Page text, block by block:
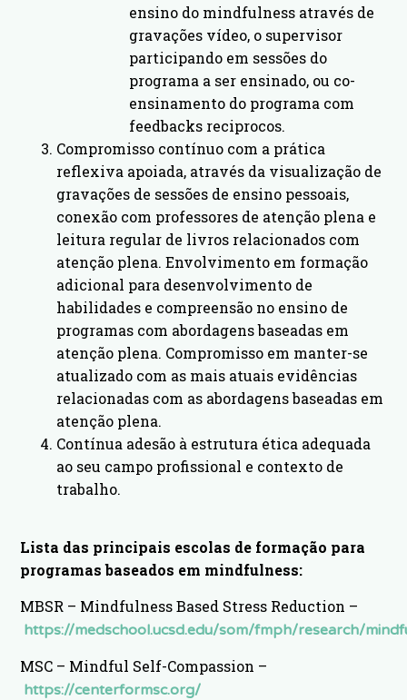
ensino do mindfulness através de
gravações vídeo, o supervisor
participando em sessões do
programa a ser ensinado, ou co-
ensinamento do programa com
feedbacks reciprocos.
Compromisso contínuo com a prática
reflexiva apoiada, através da visualização de
gravações de sessões de ensino pessoais,
conexão com professores de atenção plena e
leitura regular de livros relacionados com
atenção plena. Envolvimento em formação
adicional para desenvolvimento de
habilidades e compreensão no ensino de
programas com abordagens baseadas em
atenção plena. Compromisso em manter-se
atualizado com as mais atuais evidências
relacionadas com as abordagens baseadas em
atenção plena.
Contínua adesão à estrutura ética adequada
ao seu campo profissional e contexto de
trabalho.
Lista das principais escolas de formação para
programas baseados em mindfulness:
MBSR – Mindfulness Based Stress Reduction –
https://medschool.ucsd.edu/som/fmph/research/
MSC – Mindful Self-Compassion –
https://centerformsc.org/